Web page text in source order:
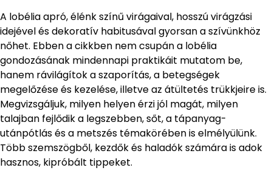
A lobélia apró, élénk színű virágaival, hosszú virágzási
idejével és dekoratív habitusával gyorsan a szívünkhöz
nőhet. Ebben a cikkben nem csupán a lobélia
gondozásának mindennapi praktikáit mutatom be,
hanem rávilágítok a szaporítás, a betegségek
megelőzése és kezelése, illetve az átültetés trükkjeire is.
Megvizsgáljuk, milyen helyen érzi jól magát, milyen
talajban fejlődik a legszebben, sőt, a tápanyag-
utánpótlás és a metszés témakörében is elmélyülünk.
Több szemszögből, kezdők és haladók számára is adok
hasznos, kipróbált tippeket.